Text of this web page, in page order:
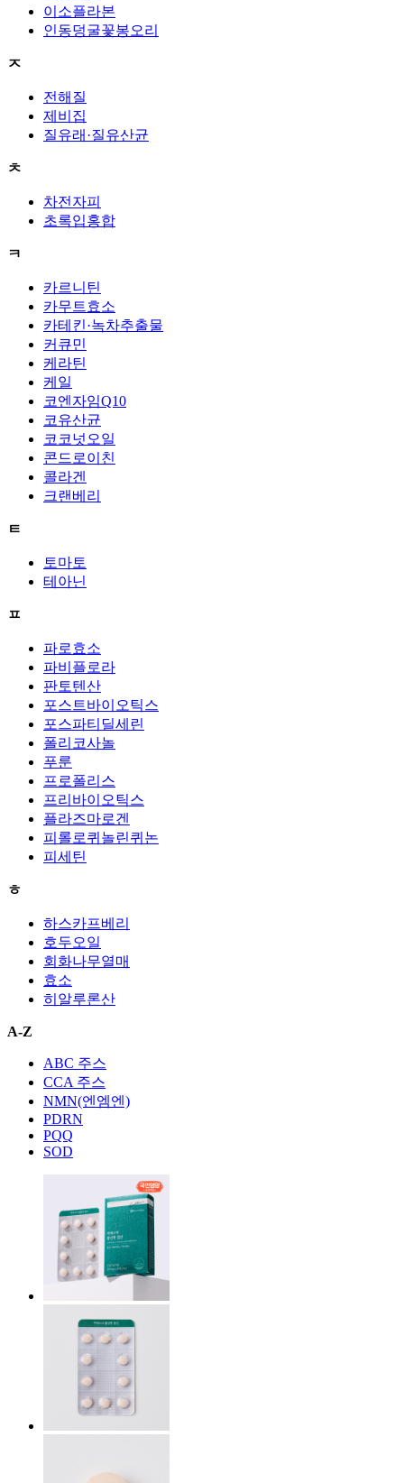
이소플라본
인동덩굴꽃봉오리
ㅈ
전해질
제비집
질유래·질유산균
ㅊ
차전자피
초록입홍합
ㅋ
카르니틴
카무트효소
카테킨·녹차추출물
커큐민
케라틴
케일
코엔자임Q10
코유산균
코코넛오일
콘드로이친
콜라겐
크랜베리
ㅌ
토마토
테아닌
ㅍ
파로효소
파비플로라
판토텐산
포스트바이오틱스
포스파티딜세린
폴리코사놀
푸룬
프로폴리스
프리바이오틱스
플라즈마로겐
피롤로퀴놀린퀴논
피세틴
ㅎ
하스카프베리
호두오일
회화나무열매
효소
히알루론산
A-Z
ABC 주스
CCA 주스
NMN(엔엠엔)
PDRN
PQQ
SOD